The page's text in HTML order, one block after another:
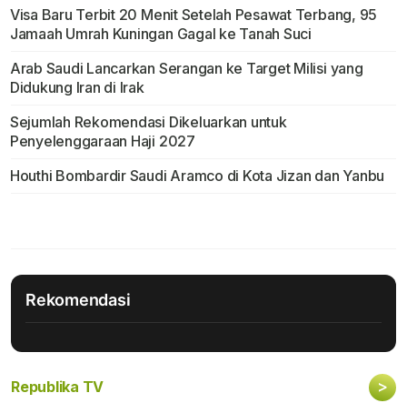
Visa Baru Terbit 20 Menit Setelah Pesawat Terbang, 95
Jamaah Umrah Kuningan Gagal ke Tanah Suci
Arab Saudi Lancarkan Serangan ke Target Milisi yang
Didukung Iran di Irak
Sejumlah Rekomendasi Dikeluarkan untuk
Penyelenggaraan Haji 2027
Houthi Bombardir Saudi Aramco di Kota Jizan dan Yanbu
Rekomendasi
Republika TV >